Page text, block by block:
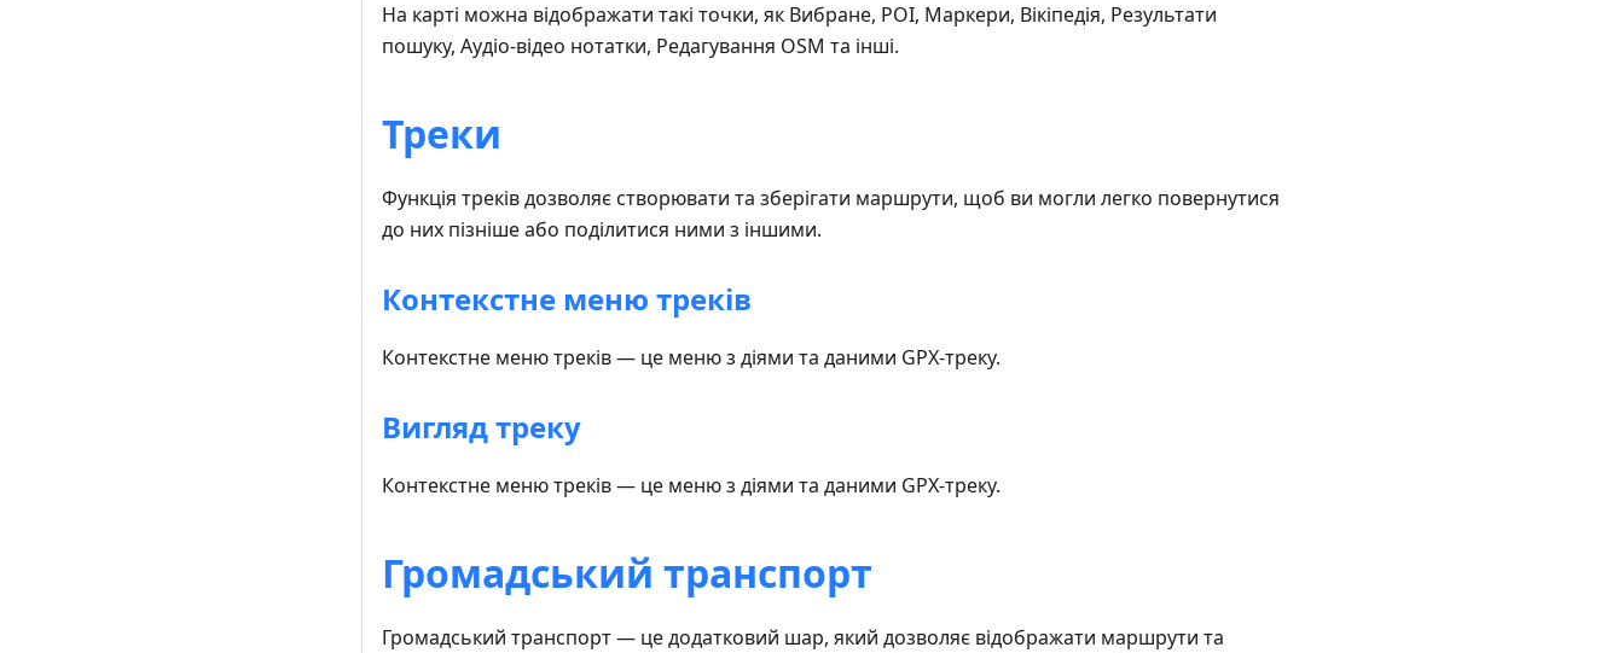
На карті можна відображати такі точки, як Вибране, POI, Маркери, Вікіпедія, Результати
пошуку, Аудіо-відео нотатки, Редагування OSM та інші.
Треки
Функція треків дозволяє створювати та зберігати маршрути, щоб ви могли легко повернутися
до них пізніше або поділитися ними з іншими.
Контекстне меню треків
Контекстне меню треків — це меню з діями та даними GPX-треку.
Вигляд треку
Контекстне меню треків — це меню з діями та даними GPX-треку.
Громадський транспорт
Громадський транспорт — це додатковий шар, який дозволяє відображати маршрути та